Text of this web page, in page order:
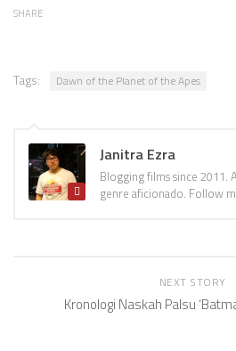
SHARE
Tags: Dawn of the Planet of the Apes
Janitra Ezra
Blogging films since 2011.
genre aficionado. Follow
NEXT STORY
Kronologi Naskah Palsu